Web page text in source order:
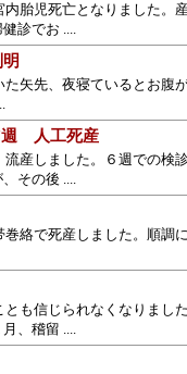
内胎児死亡となりました。
診でお ....
矢先、夜寝ているとお腹
人工死産
流産しました。６週での検
その後 ....
巻絡で死産しました。順調
も信じられなくなりまし
、稽留 ....